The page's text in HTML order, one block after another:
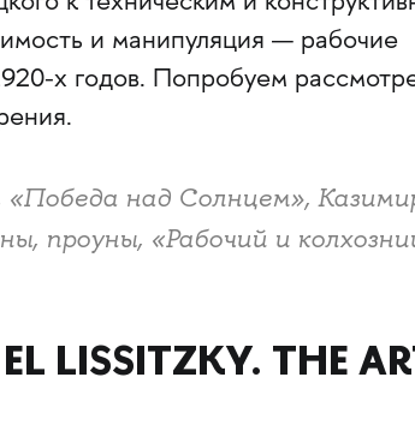
и манипуляция — рабочие
х годов. Попробуем
над Солнцем»,
проуны, «Рабочий и
LISSITZKY. THE